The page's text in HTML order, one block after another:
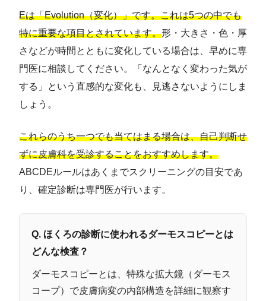
Eは「Evolution（変化）」です。これは5つの中でも
特に重要な項目とされています。形・大きさ・色・厚
さなどが時間とともに変化している場合は、早めに専
門医に相談してください。「なんとなく変わった気が
する」という直感的な変化も、見逃さないようにしま
しょう。
これらのうち一つでも当てはまる場合は、自己判断せ
ずに皮膚科を受診することをおすすめします。
ABCDEルールはあくまでスクリーニングの目安であ
り、確定診断は専門医が行います。
Q. ほくろの診断に使われるダーモスコピーとは
どんな検査？
ダーモスコピーとは、特殊な拡大鏡（ダーモス
コープ）で皮膚病変の内部構造を詳細に観察す